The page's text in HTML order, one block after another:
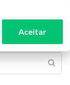
Aceitar